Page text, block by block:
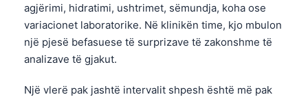
agjërimi, hidratimi, ushtrimet, sëmundja, koha ose
variacionet laboratorike. Në klinikën time, kjo mbulon
një pjesë befasuese të surprizave të zakonshme të
analizave të gjakut.
Një vlerë pak jashtë intervalit shpesh është më pak